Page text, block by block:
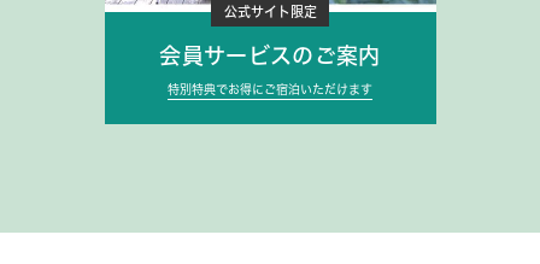
公式サイト限定
会員サービスのご案内
特別特典でお得にご宿泊いただけます